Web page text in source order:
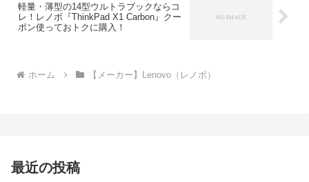
軽量・薄型の14型ウルトラブックならコ
レ！レノボ『ThinkPad X1 Carbon』クー
ポン使っておトクに購入！
ホーム 【メーカー】Lenovo（レノボ）
最近の投稿